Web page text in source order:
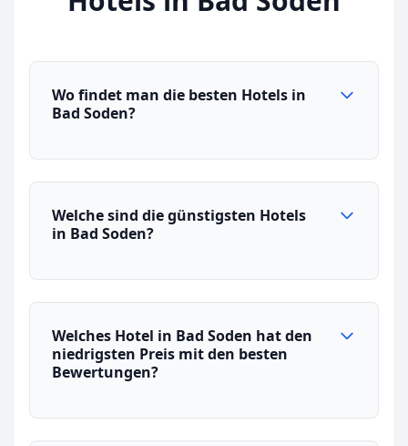
Wo findet man die besten Hotels in
Bad Soden?
Welche sind die günstigsten Hotels
in Bad Soden?
Welches Hotel in Bad Soden hat den
niedrigsten Preis mit den besten
Bewertungen?